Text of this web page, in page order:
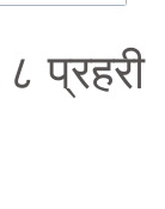
प्रहरी